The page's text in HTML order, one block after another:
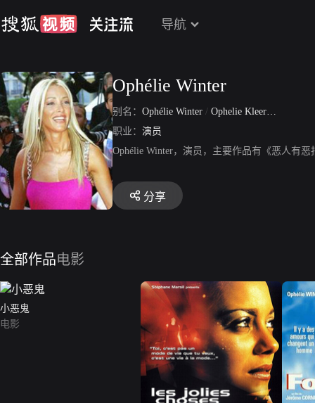
导航
Ophélie Winter
别名： Ophélie Winter / Ophelie Kleerekoper Winter
职业： 演员
Ophélie Winter，演员，主要作品有《恶人有
分享
全部作品电影
小恶鬼
电影